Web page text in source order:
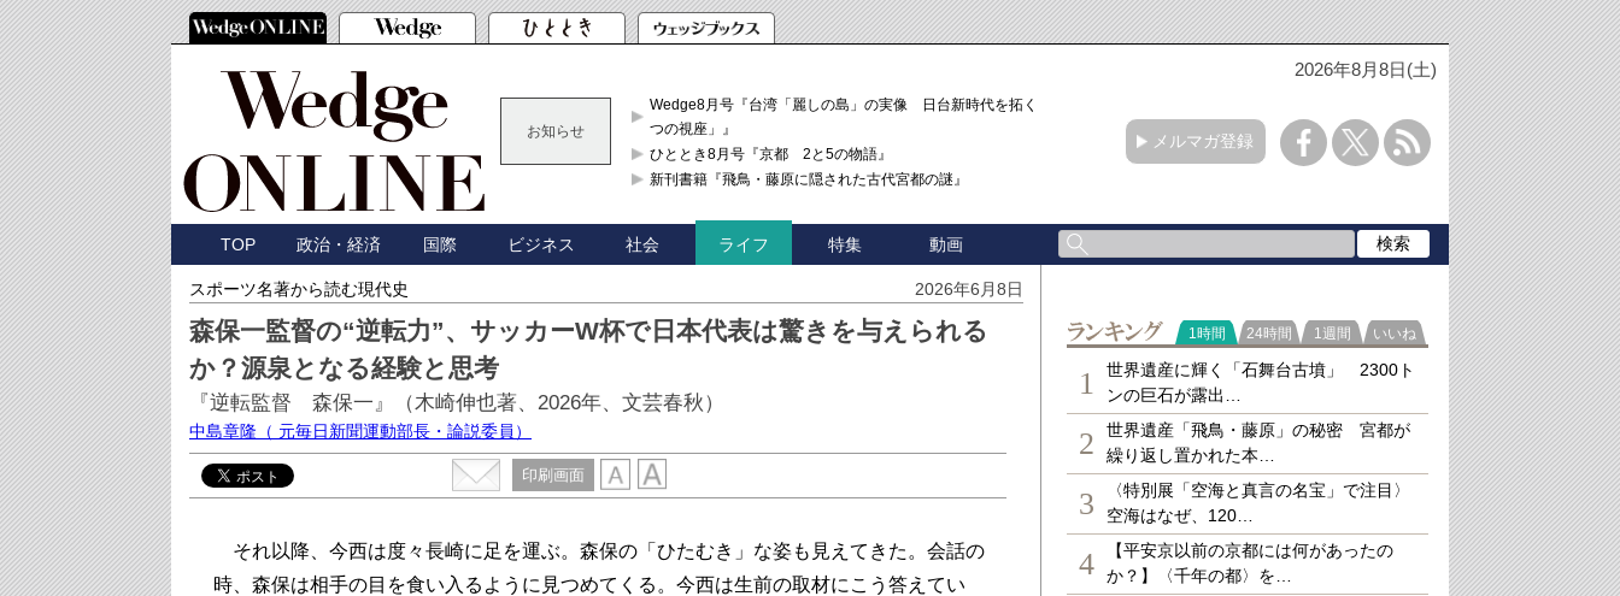
2026年8月8日(土)
お知らせ
Wedge8月号『台湾「麗しの島」の実像 日台新時代を拓く「3
つの視座」』
ひととき8月号『京都 2と5の物語』
新刊書籍『飛鳥・藤原に隠された古代宮都の謎』
メルマガ登録
TOP 政治・経済 国際 ビジネス 社会 ライフ 特集 動画
スポーツ名著から読む現代史 2026年6月8日
森保一監督の“逆転力”、サッカーW杯で日本代表は驚きを与えられる
か？源泉となる経験と思考
『逆転監督 森保一』（木崎伸也著、2026年、文芸春秋）
中島章隆 （ 元毎日新聞運動部長・論説委員）
印刷画面
それ以降、今西は度々長崎に足を運ぶ。森保の「ひたむき」な姿も見えてきた。会話の
時、森保は相手の目を食い入るように見つめてくる。今西は生前の取材にこう答えてい
ランキング
1時間 24時間 1週間 いいね
1
世界遺産に輝く「石舞台古墳」 2300ト
ンの巨石が露出…
2
世界遺産「飛鳥・藤原」の秘密 宮都が
繰り返し置かれた本…
3
〈特別展「空海と真言の名宝」で注目〉
空海はなぜ、120…
4
【平安京以前の京都には何があったの
か？】〈千年の都〉を…